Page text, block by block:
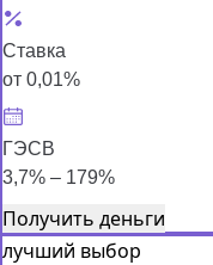
Ставка
от 0,01%
ГЭСВ
3,7% – 179%
Получить деньги
лучший выбор